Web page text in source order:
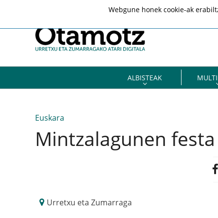
ALBISTEAK
Euskara
Mintzalagunen festa
Urretxu eta Zumarraga
Webgune honek cookie-ak